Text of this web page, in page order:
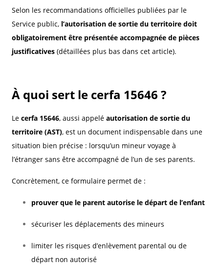
Selon les recommandations officielles publiées par le
Service public, l’autorisation de sortie du territoire doit
obligatoirement être présentée accompagnée de pièces
justificatives (détaillées plus bas dans cet article).
À quoi sert le cerfa 15646 ?
Le cerfa 15646, aussi appelé autorisation de sortie du
territoire (AST), est un document indispensable dans une
situation bien précise : lorsqu’un mineur voyage à
l’étranger sans être accompagné de l’un de ses parents.
Concrètement, ce formulaire permet de :
prouver que le parent autorise le départ de l’enfant
sécuriser les déplacements des mineurs
limiter les risques d’enlèvement parental ou de
départ non autorisé